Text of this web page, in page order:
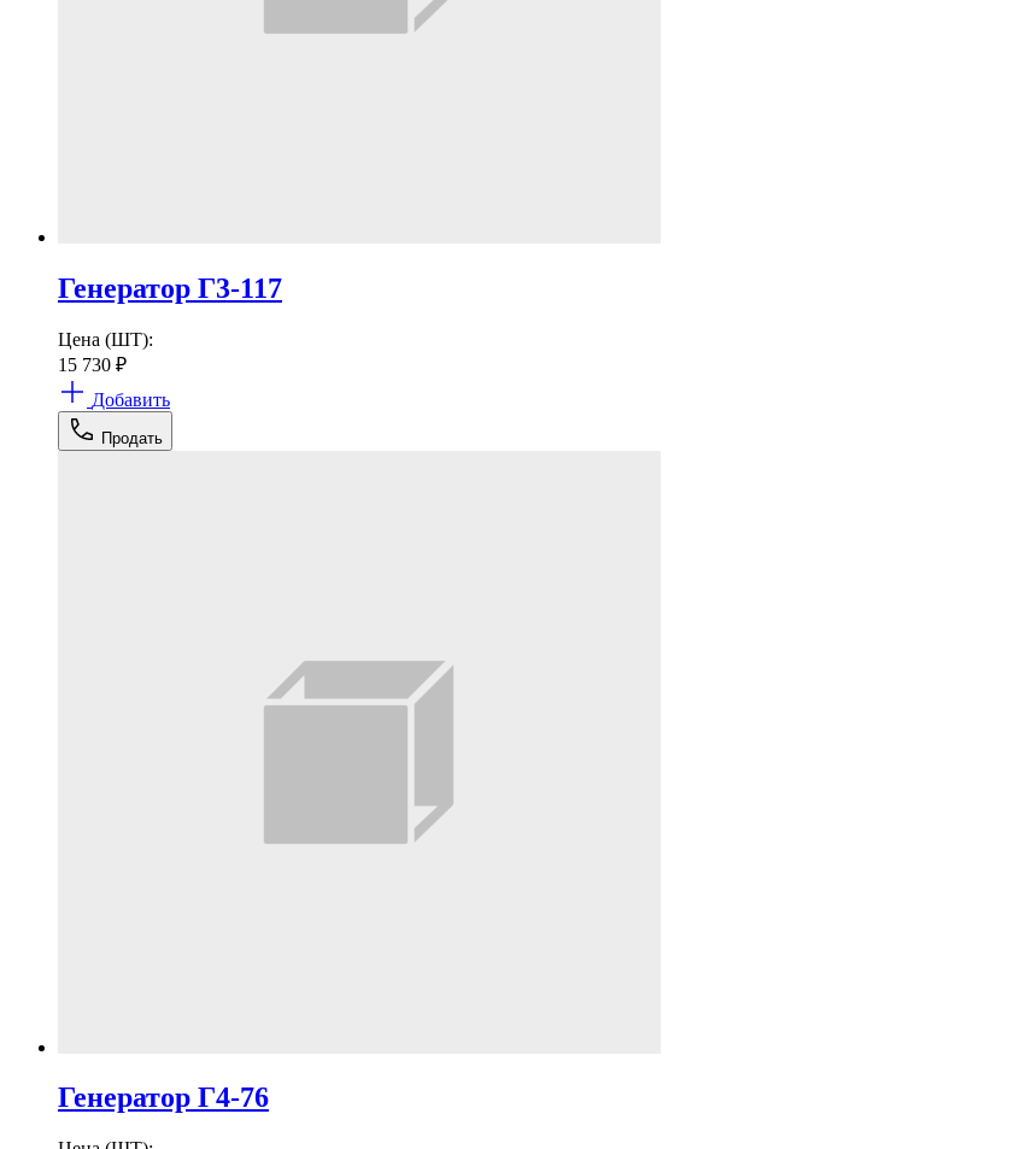
Генератор Г3-117
Цена (ШТ):
15 730 ₽
Добавить
Продать
Генератор Г4-76